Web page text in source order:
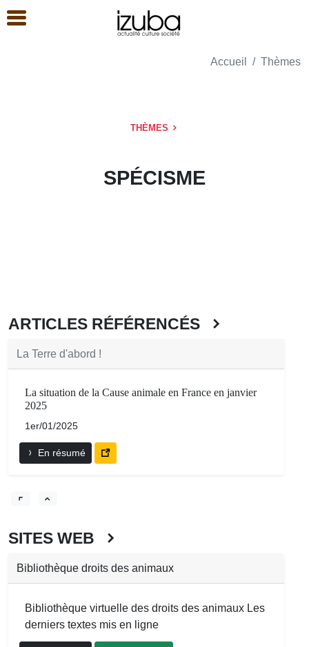
Accueil Thèmes
THÈMES
SPÉCISME
ARTICLES RÉFÉRENCÉS
La Terre d'abord !
La situation de la Cause animale en France en janvier
2025
1er/01/2025
En résumé
SITES WEB
Bibliothèque droits des animaux
Bibliothèque virtuelle des droits des animaux Les
derniers textes mis en ligne